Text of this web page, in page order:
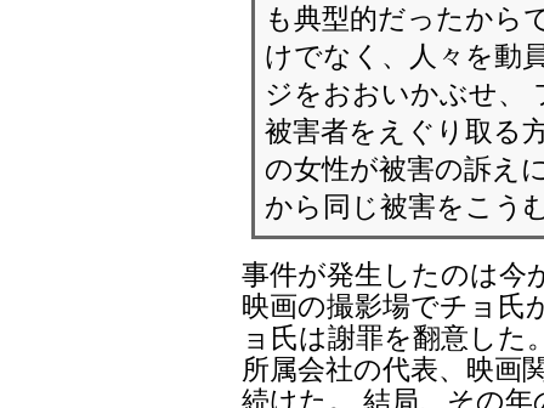
も典型的だったから
けでなく、人々を動
ジをおおいかぶせ、
被害者をえぐり取る
の女性が被害の訴え
から同じ被害をこう
事件が発生したのは今
映画の撮影場でチョ氏
ョ氏は謝罪を翻意した
所属会社の代表、映画
続けた。 結局、その